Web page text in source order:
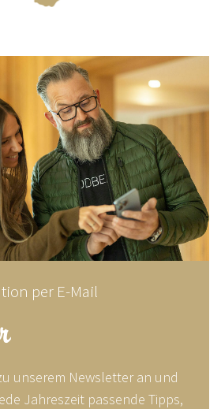
per E-Mail
unserem Newsletter an und
Jahreszeit passende Tipps,